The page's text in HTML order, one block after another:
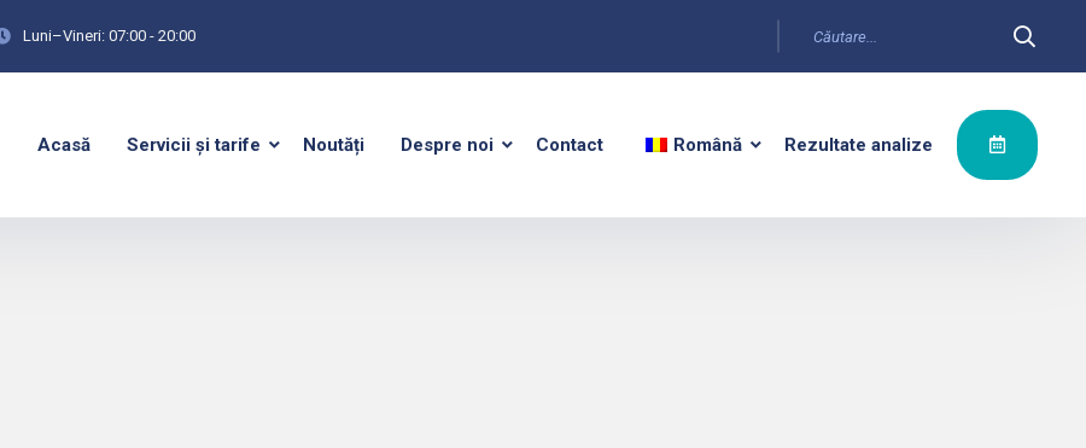
Luni–Vineri: 07:00 - 20:00
Acasă Servicii și tarife Noutăți Despre noi Contact Română Rezultate analize